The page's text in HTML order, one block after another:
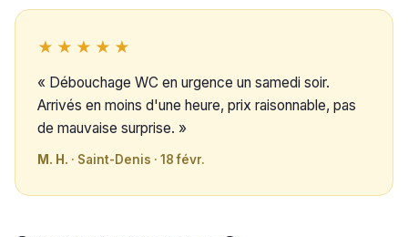
★★★★★
« Débouchage WC en urgence un samedi soir.
Arrivés en moins d'une heure, prix raisonnable, pas
de mauvaise surprise. »
M. H. · Saint-Denis · 18 févr.